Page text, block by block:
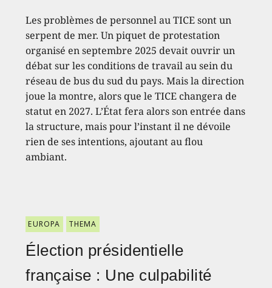
Les problèmes de personnel au TICE sont un
serpent de mer. Un piquet de protestation
organisé en septembre 2025 devait ouvrir un
débat sur les conditions de travail au sein du
réseau de bus du sud du pays. Mais la direction
joue la montre, alors que le TICE changera de
statut en 2027. L’État fera alors son entrée dans
la structure, mais pour l’instant il ne dévoile
rien de ses intentions, ajoutant au flou
ambiant.
EUROPA THEMA
Élection présidentielle
française : Une culpabilité